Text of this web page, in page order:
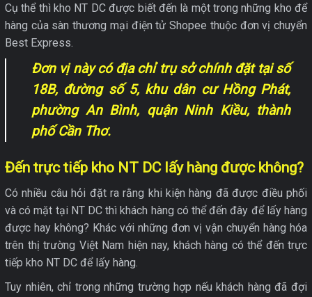
Cụ thể thì kho NT DC được biết đến là một trong những kho để
hàng của sàn thương mại điện tử Shopee thuộc đơn vị chuyển
Best Express.
Đơn vị này có địa chỉ trụ sở chính đặt tại số
18B, đường số 5, khu dân cư Hồng Phát,
phường An Bình, quận Ninh Kiều, thành
phố Cần Thơ.
Đến trực tiếp kho NT DC lấy hàng được không?
Có nhiều câu hỏi đặt ra rằng khi kiện hàng đã được điều phối
và có mặt tại NT DC thì khách hàng có thể đến đây để lấy hàng
được hay không? Khác với những đơn vị vận chuyển hàng hóa
trên thị trường Việt Nam hiện nay, khách hàng có thể đến trực
tiếp kho NT DC để lấy hàng.
Tuy nhiên, chỉ trong những trường hợp nếu khách hàng đã đợi